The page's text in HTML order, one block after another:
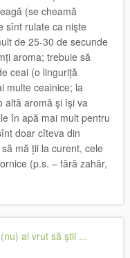
(se cheamă
sînt rulate ca nişte
de 25-30 de secunde
aroma; trebuie să
ceai (o linguriță
multe ceainice; la
altă aromă şi îşi va
în apă mai mult pentru
doar cîteva din
mă ții la curent, cele
(p.s. – fără zahăr,
ai vrut să ştii ...